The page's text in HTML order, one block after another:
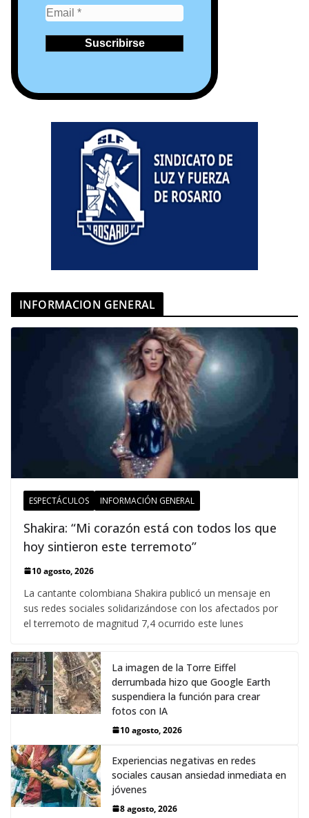
INFORMACION GENERAL
ESPECTÁCULOS INFORMACIÓN GENERAL
Shakira: “Mi corazón está con todos los que
hoy sintieron este terremoto”
10 agosto, 2026
La cantante colombiana Shakira publicó un mensaje en
sus redes sociales solidarizándose con los afectados por
el terremoto de magnitud 7,4 ocurrido este lunes
La imagen de la Torre Eiffel
derrumbada hizo que Google Earth
suspendiera la función para crear
fotos con IA
10 agosto, 2026
Experiencias negativas en redes
sociales causan ansiedad inmediata en
jóvenes
8 agosto, 2026